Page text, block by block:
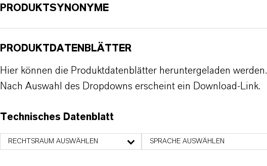
PRODUKTSYNONYME
PRODUKTDATENBLÄTTER
Hier können die Produktdatenblätter heruntergeladen werden.
Nach Auswahl des Dropdowns erscheint ein Download-Link.
Technisches Datenblatt
RECHTSRAUM AUSWÄHLEN SPRACHE AUSWÄHLEN